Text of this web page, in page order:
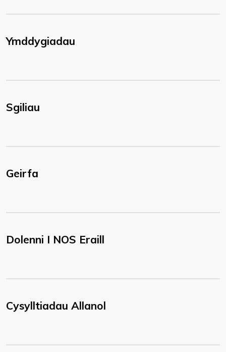
Ymddygiadau
Sgiliau
Geirfa
Dolenni I NOS Eraill
Cysylltiadau Allanol